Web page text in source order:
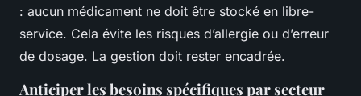
: aucun médicament ne doit être stocké en libre-
service. Cela évite les risques d’allergie ou d’erreur
de dosage. La gestion doit rester encadrée.
Anticiper les besoins spécifiques par secteur